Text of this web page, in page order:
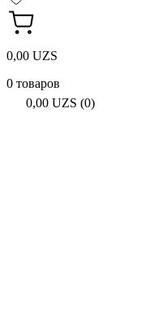
0,00 UZS
0 товаров
0,00 UZS (0)